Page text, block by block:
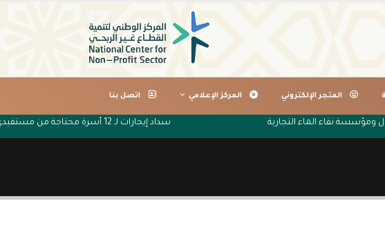
المتجر الإلكتروني المركز الإعلامي اتصل بنا
سداد إيجارات لـ 12 أسرة محتاجة من مستفيدي جمعية البر الخيرية بتصلال ومؤسسة نقاء الماء التجارية